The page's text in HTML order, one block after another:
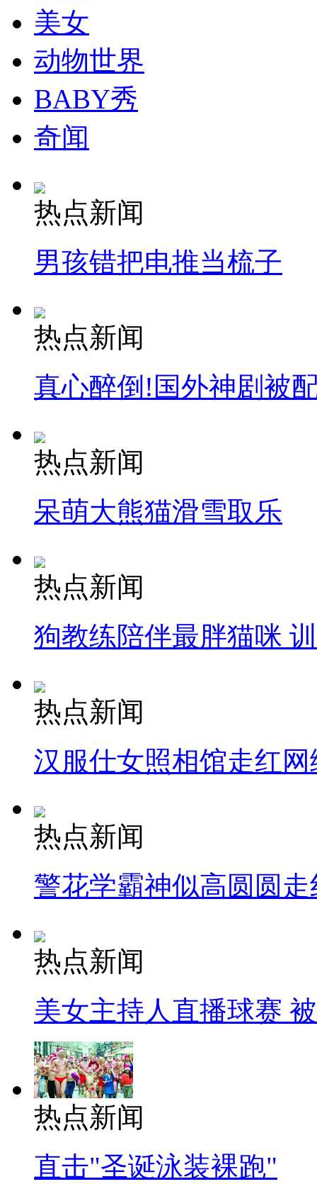
女孩北京地铁殴打老人 痛下狠手拳打脚踢
无痛分娩是否安全 医生回应
外交部：反对强权政治霸凌主义
外交部：有关国家言论片面不公正
安徽一实载49人客车翻车
美女
动物世界
BABY秀
奇闻
热点新闻
男孩错把电推当梳子
热点新闻
真心醉倒!国外神剧被
热点新闻
呆萌大熊猫滑雪取乐
热点新闻
狗教练陪伴最胖猫咪
热点新闻
汉服仕女照相馆走红网
热点新闻
警花学霸神似高圆圆走
热点新闻
美女主持人直播球赛
热点新闻
直击"圣诞泳装裸跑"